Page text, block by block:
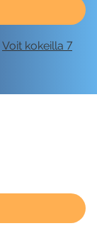
Voit kokeilla 7